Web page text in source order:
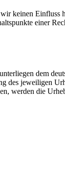
keinen
einer
dem
des jeweiligen
werden die